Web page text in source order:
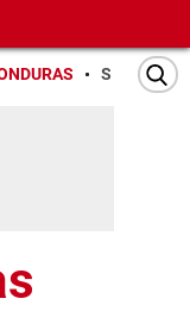
SAN PEDRO